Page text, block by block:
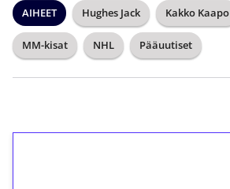
AIHEET Hughes Jack Kakko Kaapo
MM-kisat NHL Pääuutiset